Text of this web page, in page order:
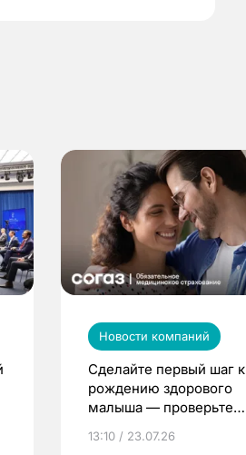
Новости компаний
Сделайте первый шаг к
рождению здорового
малыша — проверьте
по ОМС!
13:10 / 23.07.26